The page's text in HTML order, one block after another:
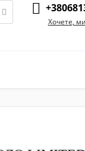
Хочете,